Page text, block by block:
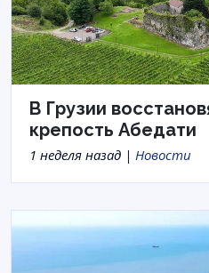
В Грузии
крепость Абедати
1 неделя назад | Новости